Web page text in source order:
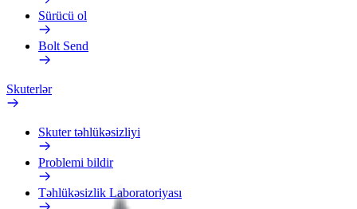
Sürücü ol
Bolt Send
Skuterlər
Skuter təhlükəsizliyi
Problemi bildir
Təhlükəsizlik Laboratoriyası